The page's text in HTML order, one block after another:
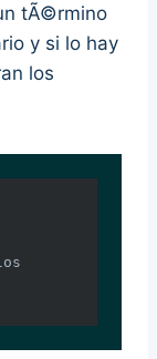
tÃ©rmino
y si lo hay
los